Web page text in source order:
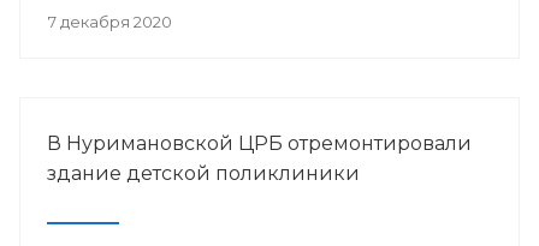
7 декабря 2020
В Нуримановской ЦРБ отремонтировали
здание детской поликлиники